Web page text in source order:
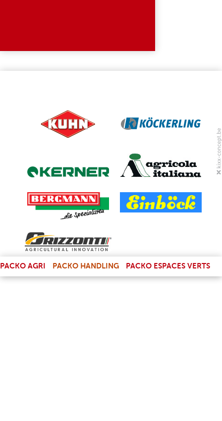
PACKO AGRI PACKO HANDLING PACKO ESPACES VERTS